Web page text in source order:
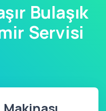
Bulaşık
Servisi